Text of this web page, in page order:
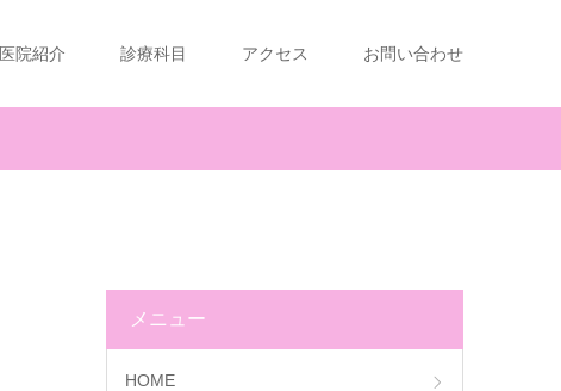
医院紹介 診療科目 アクセス お問い合わせ
メニュー
HOME